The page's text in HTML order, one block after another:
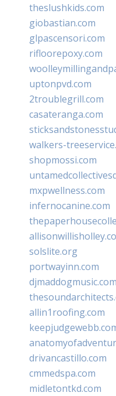
theslushkids.com
giobastian.com
glpascensori.com
rifloorepoxy.com
uptonpvd.com
2troublegrill.com
casateranga.com
walkers-
shopmossi.com
mxpwellness.com
infernocanine.com
solslite.org
portwayinn.com
djmaddogmusic.com
allin1roofing.com
drivancastillo.com
cmmedspa.com
midletontkd.com